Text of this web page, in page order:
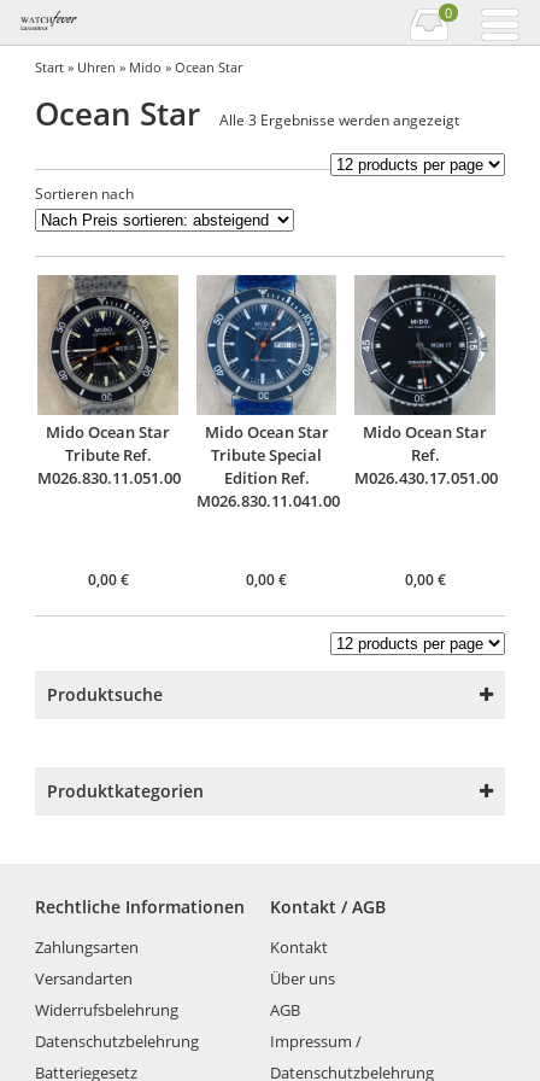
0
Start » Uhren » Mido » Ocean Star
Ocean Star Alle 3 Ergebnisse werden angezeigtNach
sortiert:
Sortieren nach
Mido Ocean Star
Tribute Ref.
M026.830.11.051.00
0,00€
Mido Ocean Star
Tribute Special
Edition Ref.
M026.830.11.041.00
0,00€
Mido Ocean Star
Ref.
M026.430.17.051.00
0,00€
Produktsuche
Produktkategorien
Rechtliche Informationen
Zahlungsarten
Versandarten
Widerrufsbelehrung
Datenschutzbelehrung
Batteriegesetz
Kontakt / AGB
Kontakt
Über uns
AGB
Impressum /
Datenschutzbelehrung